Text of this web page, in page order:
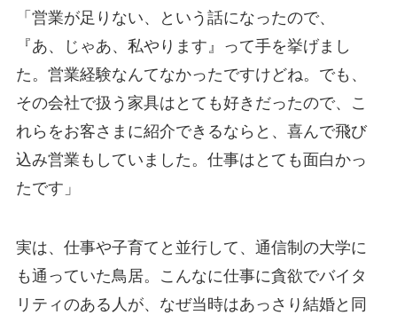
「営業が足りない、という話になったので、
『あ、じゃあ、私やります』って手を挙げまし
た。営業経験なんてなかったですけどね。でも、
その会社で扱う家具はとても好きだったので、こ
れらをお客さまに紹介できるならと、喜んで飛び
込み営業もしていました。仕事はとても面白かっ
たです」
実は、仕事や子育てと並行して、通信制の大学に
も通っていた鳥居。こんなに仕事に貪欲でバイタ
リティのある人が、なぜ当時はあっさり結婚と同